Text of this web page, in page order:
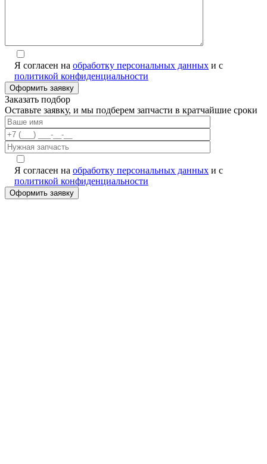
Я согласен на обработку персональных данных и с
политикой конфиденциальности
Заказать подбор
Оставьте заявку, и мы подберем запчасти в кратчайшие сроки
Я согласен на обработку персональных данных и с
политикой конфиденциальности